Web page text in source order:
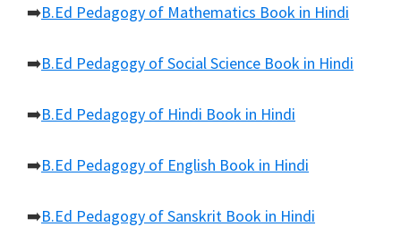
➡️B.Ed Pedagogy of Mathematics Book in Hindi
➡️B.Ed Pedagogy of Social Science Book in Hindi
➡️B.Ed Pedagogy of Hindi Book in Hindi
➡️B.Ed Pedagogy of English Book in Hindi
➡️B.Ed Pedagogy of Sanskrit Book in Hindi